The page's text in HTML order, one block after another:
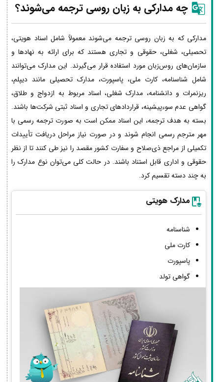
چه مدارکی به زبان روسی ترجمه می‌شوند؟
مدارکی که به زبان روسی ترجمه می‌شوند معمولاً شامل اسناد هویتی،
تحصیلی، شغلی، حقوقی و تجاری هستند که برای ارائه به نهادها و
سازمان‌های روس‌زبان مورد استفاده قرار می‌گیرند. این مدارک می‌توانند
شامل شناسنامه، کارت ملی، پاسپورت، مدارک تحصیلی مانند دیپلم،
ریزنمرات و دانشنامه، مدارک شغلی، اسناد مربوط به ازدواج و طلاق،
گواهی عدم سوءپیشینه، قراردادهای تجاری و اسناد ثبتی شرکت‌ها باشند.
بسته به هدف ترجمه، این اسناد ممکن است به صورت ترجمه رسمی با
مهر مترجم رسمی انجام شوند و در صورت نیاز مراحل دریافت تأییدات
تکمیلی از مراجع ذی‌صلاح و سفارت کشور مقصد را نیز طی کنند تا از نظر
حقوقی و اداری قابل استناد باشند. در حالت کلی می‌توان نوع مدارک را
به چند دسته تقسیم کرد.
مدارک هویتی
شناسنامه
کارت ملی
پاسپورت
گواهی تولد